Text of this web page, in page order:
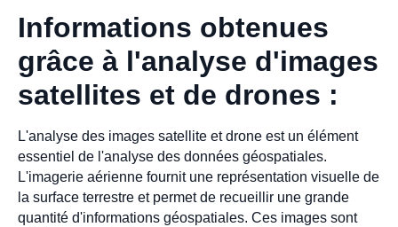
Informations obtenues
grâce à l'analyse d'images
satellites et de drones :
L'analyse des images satellite et drone est un élément
essentiel de l'analyse des données géospatiales.
L'imagerie aérienne fournit une représentation visuelle de
la surface terrestre et permet de recueillir une grande
quantité d'informations géospatiales. Ces images sont